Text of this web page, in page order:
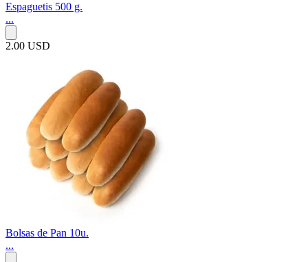
Espaguetis 500 g.
...
2.00 USD
Bolsas de Pan 10u.
...